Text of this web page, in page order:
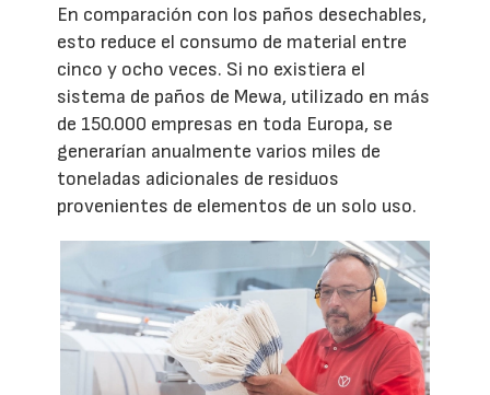
En comparación con los paños desechables,
esto reduce el consumo de material entre
cinco y ocho veces. Si no existiera el
sistema de paños de Mewa, utilizado en más
de 150.000 empresas en toda Europa, se
generarían anualmente varios miles de
toneladas adicionales de residuos
provenientes de elementos de un solo uso.